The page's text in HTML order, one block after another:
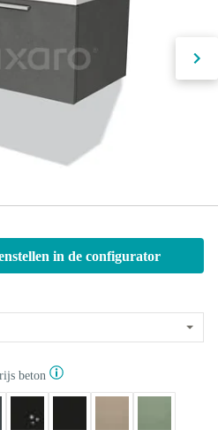
in de configurator
beton